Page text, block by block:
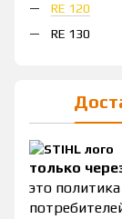
RE 120
RE 130
только
это